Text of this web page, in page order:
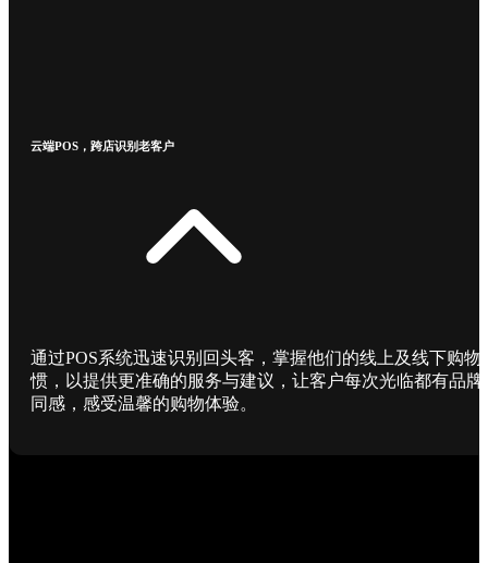
云端POS，跨店识别老客户
通过POS系统迅速识别回头客，掌握他们的线上及线下购物
惯，以提供更准确的服务与建议，让客户每次光临都有品牌
同感，感受温馨的购物体验。